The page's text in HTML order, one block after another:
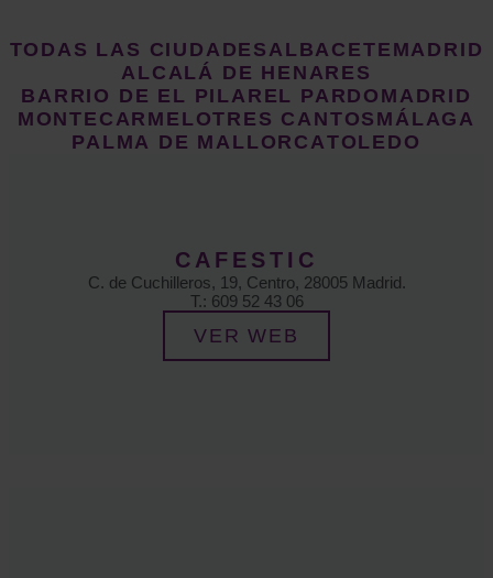
TODAS LAS CIUDADES ALBACETE MADRID
ALCALÁ DE HENARES
BARRIO DE EL PILAR EL PARDO MADRID
MONTECARMELOTRES CANTOS MÁLAGA
PALMA DE MALLORCATOLEDO
CAFESTIC
C. de Cuchilleros, 19, Centro, 28005 Madrid.
T.: 609 52 43 06
VER WEB